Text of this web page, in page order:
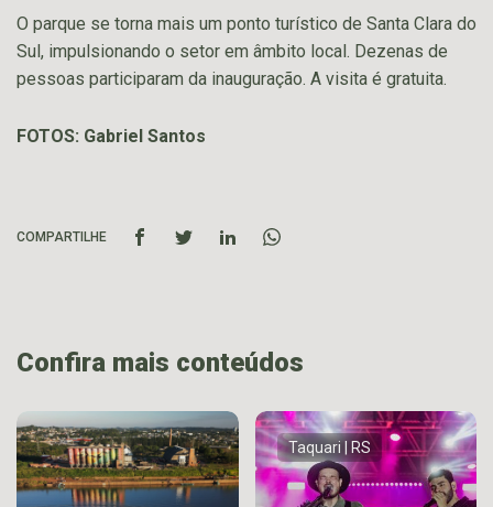
O parque se torna mais um ponto turístico de Santa Clara do
Sul, impulsionando o setor em âmbito local. Dezenas de
pessoas participaram da inauguração. A visita é gratuita.
FOTOS: Gabriel Santos
COMPARTILHE
Confira mais conteúdos
Taquari | RS